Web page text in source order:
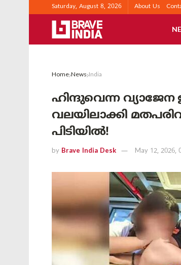
Saturday, August 8, 2026 About Us
Home News India
ഹിന്ദുവെന്ന വ്യാജേന
വലയിലാക്കി
പിടിയിൽ!
by Brave India Desk May 12, 2026,